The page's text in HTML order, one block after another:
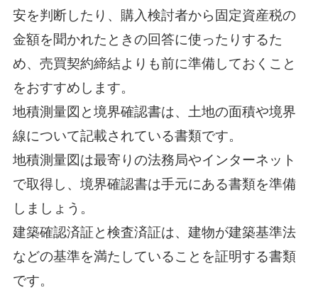
安を判断したり、購入検討者から固定資産税の
金額を聞かれたときの回答に使ったりするた
め、売買契約締結よりも前に準備しておくこと
をおすすめします。
地積測量図と境界確認書は、土地の面積や境界
線について記載されている書類です。
地積測量図は最寄りの法務局やインターネット
で取得し、境界確認書は手元にある書類を準備
しましょう。
建築確認済証と検査済証は、建物が建築基準法
などの基準を満たしていることを証明する書類
です。